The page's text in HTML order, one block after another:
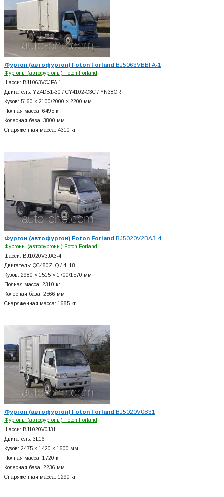
Фургон (автофургон) Foton Forland BJ5063VBBFA-1
Фургоны (автофургоны) Foton Forland
Шасси: BJ1063VCJFA-1
Двигатель: YZ4DB1-30 / CY4102-C3C / YN38CR
Кузов: 5160 × 2100/2000 × 2200 мм
Полная масса: 6495 кг
Колесная база: 3800 мм
Снаряженная масса: 4310 кг
Фургон (автофургон) Foton Forland BJ5020V2BA3-4
Фургоны (автофургоны) Foton Forland
Шасси: BJ1020V3JA3-4
Двигатель: QC480ZLQ / 4L18
Кузов: 2980 × 1515 × 1700/1570 мм
Полная масса: 2310 кг
Колесная база: 2566 мм
Снаряженная масса: 1685 кг
Фургон (автофургон) Foton Forland BJ5020V0B31
Фургоны (автофургоны) Foton Forland
Шасси: BJ1020V0J31
Двигатель: 3L16
Кузов: 2475 × 1420 × 1600 мм
Полная масса: 1720 кг
Колесная база: 2236 мм
Снаряженная масса: 1290 кг